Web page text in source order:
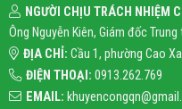
NGƯỜI CHỊU TRÁCH NHIỆM
Ông Nguyễn Kiên, Giám đốc Trung
ĐỊA CHỈ: Cầu 1, phường Cao
ĐIỆN THOẠI: 0913.262.769
EMAIL: